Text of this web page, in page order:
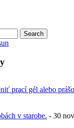
Search
prací gél alebo
v starobe. - 30